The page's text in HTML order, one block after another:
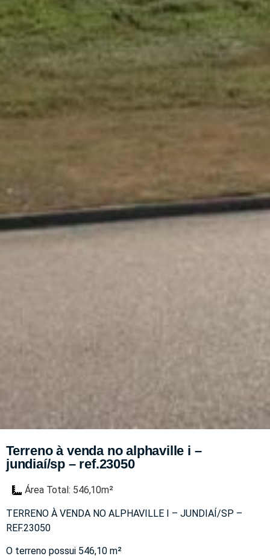
Terreno à venda no alphaville i –
jundiaí/sp – ref.23050
Área Total: 546,10m²
TERRENO À VENDA NO ALPHAVILLE I – JUNDIAÍ/SP –
REF.23050
O terreno possui 546,10 m²